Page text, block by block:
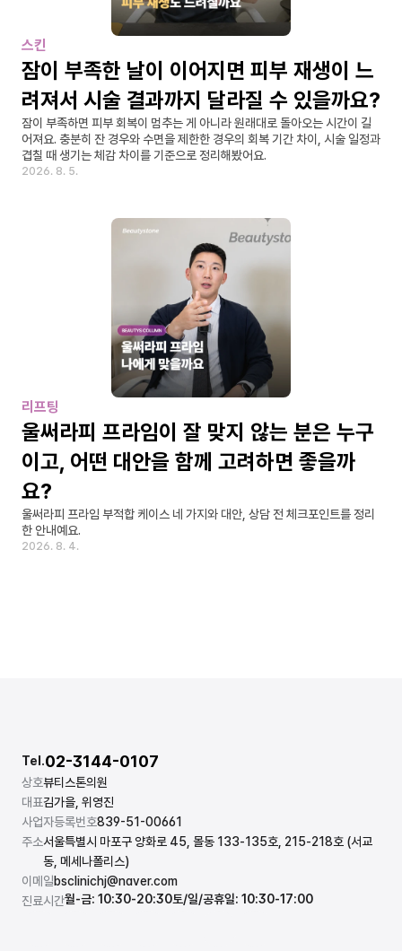
스킨
잠이 부족한 날이 이어지면 피부 재생이 느
려져서 시술 결과까지 달라질 수 있을까요?
잠이 부족하면 피부 회복이 멈추는 게 아니라 원래대로 돌아오는 시간이 길
어져요. 충분히 잔 경우와 수면을 제한한 경우의 회복 기간 차이, 시술 일정과
겹칠 때 생기는 체감 차이를 기준으로 정리해봤어요.
2026. 8. 5.
리프팅
울써라피 프라임이 잘 맞지 않는 분은 누구
이고, 어떤 대안을 함께 고려하면 좋을까
요?
울써라피 프라임 부적합 케이스 네 가지와 대안, 상담 전 체크포인트를 정리
한 안내예요.
2026. 8. 4.
상호뷰티스톤의원
대표김가을, 위영진
사업자등록번호839-51-00661
주소서울특별시 마포구 양화로 45, 몰동 133-135호, 215-218호 (서교
동, 메세나폴리스)
이메일bsclinichj@naver.com
진료시간월-금: 10:30-20:30토/일/공휴일: 10:30-17:00
Tel.02-3144-0107